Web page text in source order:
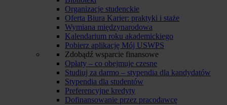
Organizacje studenckie
Oferta Biura Karier: praktyki i staże
Wymiana międzynarodowa
Kalendarium roku akademickiego
Pobierz aplikację Mój USWPS
Zdobądź wsparcie finansowe
Opłaty – co obejmuje czesne
Studiuj za darmo – stypendia dla kandydatów
Stypendia dla studentów
Preferencyjne kredyty
Dofinansowanie przez pracodawcę